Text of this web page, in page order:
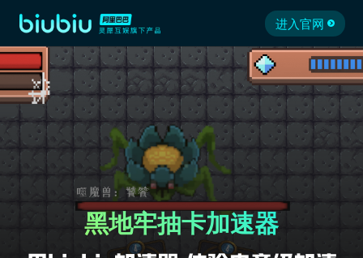
进入官网
黑地牢抽卡加速器